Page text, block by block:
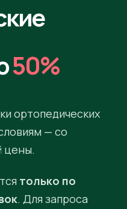
50%
ортопедических
— со
цены.
только по
. Для запроса